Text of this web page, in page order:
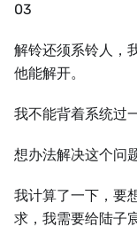
03
解铃还须系铃人，
他能解开。
我不能背着系统过
想办法解决这个问
我计算了一下，要
求，我需要给陆子